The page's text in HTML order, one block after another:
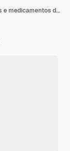
Medicamentos de saúde de medicamentos e medicamentos de pílulas conjunto de ilustração 3d